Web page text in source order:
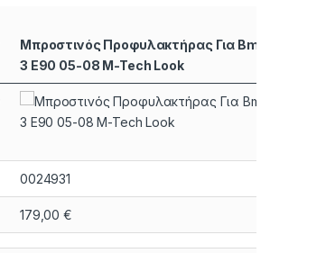
Μπροστινός Προφυλακτήρας Για Bmw
3 E90 05-08 M-Tech Look
0024931
179,00€